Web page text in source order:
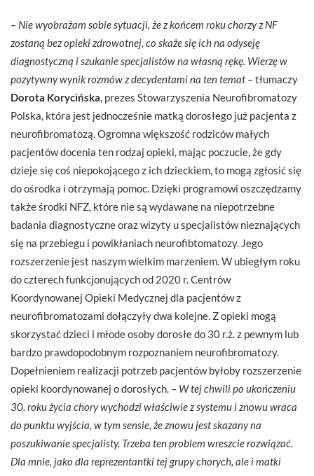
– Nie wyobrażam sobie sytuacji, że z końcem roku chorzy z NF
zostaną bez opieki zdrowotnej, co skaże się ich na odyseję
diagnostyczną i szukanie specjalistów na własną rękę. Wierzę w
pozytywny wynik rozmów z decydentami na ten temat– tłumaczy
Dorota Korycińska , prezes Stowarzyszenia Neurofibromatozy
Polska, która jest jednocześnie matką dorosłego już pacjenta z
neurofibromatozą. Ogromna większość rodziców małych
pacjentów docenia ten rodzaj opieki, mając poczucie, że gdy
dzieje się coś niepokojącego z ich dzieckiem, to mogą zgłosić się
do ośrodka i otrzymają pomoc. Dzięki programowi oszczędzamy
także środki NFZ, które nie są wydawane na niepotrzebne
badania diagnostyczne oraz wizyty u specjalistów nieznających
się na przebiegu i powikłaniach neurofibtomatozy. Jego
rozszerzenie jest naszym wielkim marzeniem. W ubiegłym roku
do czterech funkcjonujących od 2020 r. Centrów
Koordynowanej Opieki Medycznej dla pacjentów z
neurofibromatozami dołączyły dwa kolejne. Z opieki mogą
skorzystać dzieci i młode osoby dorosłe do 30 r.ż. z pewnym lub
bardzo prawdopodobnym rozpoznaniem neurofibromatozy.
Dopełnieniem realizacji potrzeb pacjentów byłoby rozszerzenie
opieki koordynowanej o dorosłych. – W tej chwili po ukończeniu
30. roku życia chory wychodzi właściwie z systemu i znowu wraca
do punktu wyjścia, w tym sensie, że znowu jest skazany na
poszukiwanie specjalisty. Trzeba ten problem wreszcie rozwiązać.
Dla mnie, jako dla reprezentantki tej grupy chorych, ale i matki